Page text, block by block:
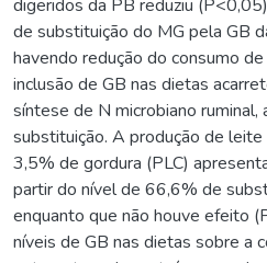
digeridos da PB reduziu
de substituição do MG pela GB
havendo redução do consumo
inclusão de GB nas dietas
síntese de N microbiano
substituição. A produção de
3,5% de gordura (PLC)
partir do nível de 66,6% de
enquanto que não houve efeito
níveis de GB nas dietas sobre a